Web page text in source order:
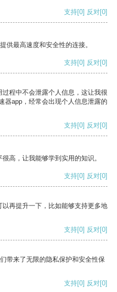
支持[0] 反对[0]
供最高速度和安全性的连接。
支持[0] 反对[0]
程中不会泄露个人信息，这让我很
器app，经常会出现个人信息泄露的
支持[0] 反对[0]
高，让我能够学到实用的知识。
支持[0] 反对[0]
再提升一下，比如能够支持更多地
支持[0] 反对[0]
带来了无限的隐私保护和安全性保
支持[0] 反对[0]